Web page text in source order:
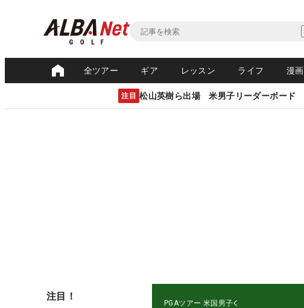
全ツアー ギア レッスン ライフ 漫画
注目 松山英樹ら出場 米男子リーダーボード
注目！
PGAツアー 米国男子